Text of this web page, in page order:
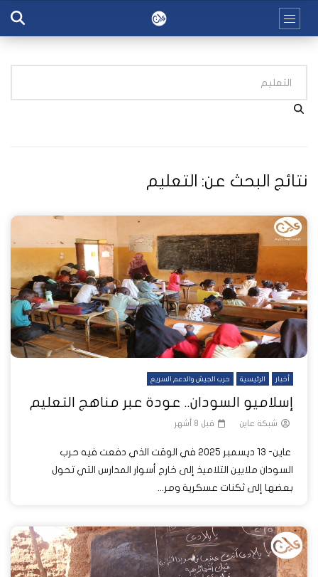
نتائج البحث عن: التعليم
أخبار الرئيسية حرب الجيش والدعم السريع
إسلاميو السودان.. عودة عبر مناهج التعليم
شبكة عاين قبل 8 أشهر
عاين- 13 ديسمبر 2025 في الوقت الذي دفعت فيه حرب
السودان ملايين التلاميذ إلى خارج أسوار المدارس التي تحول
بعضها إلى ثكنات عسكرية ومر...